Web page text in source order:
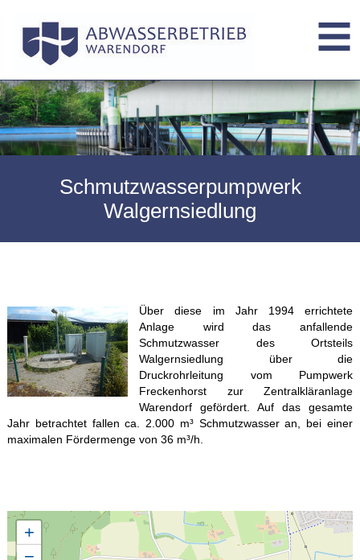
Schmutzwasserpumpwerk
Walgernsiedlung
Über diese im Jahr 1994 errichtete
Anlage wird das anfallende
Schmutzwasser des Ortsteils
Walgernsiedlung über die
Druckrohrleitung vom Pumpwerk
Freckenhorst zur Zentralkläranlage
Warendorf gefördert. Auf das gesamte
Jahr betrachtet fallen ca. 2.000 m³ Schmutzwasser an, bei einer
maximalen Fördermenge von 36 m³/h.
+